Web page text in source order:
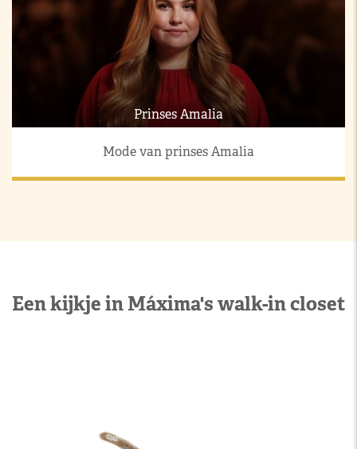
Prinses Amalia
Mode van prinses Amalia
Een kijkje in Máxima's walk-in closet